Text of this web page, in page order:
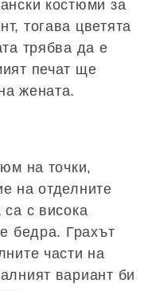
костюми за
тогава цветята
трябва да е
печат ще
жената.
на точки,
на отделните
с висока
бедра. Грахът
части на
вариант би